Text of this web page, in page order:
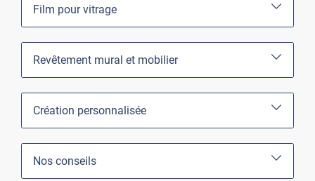
Film pour vitrage
Revêtement mural et mobilier
Création personnalisée
Nos conseils